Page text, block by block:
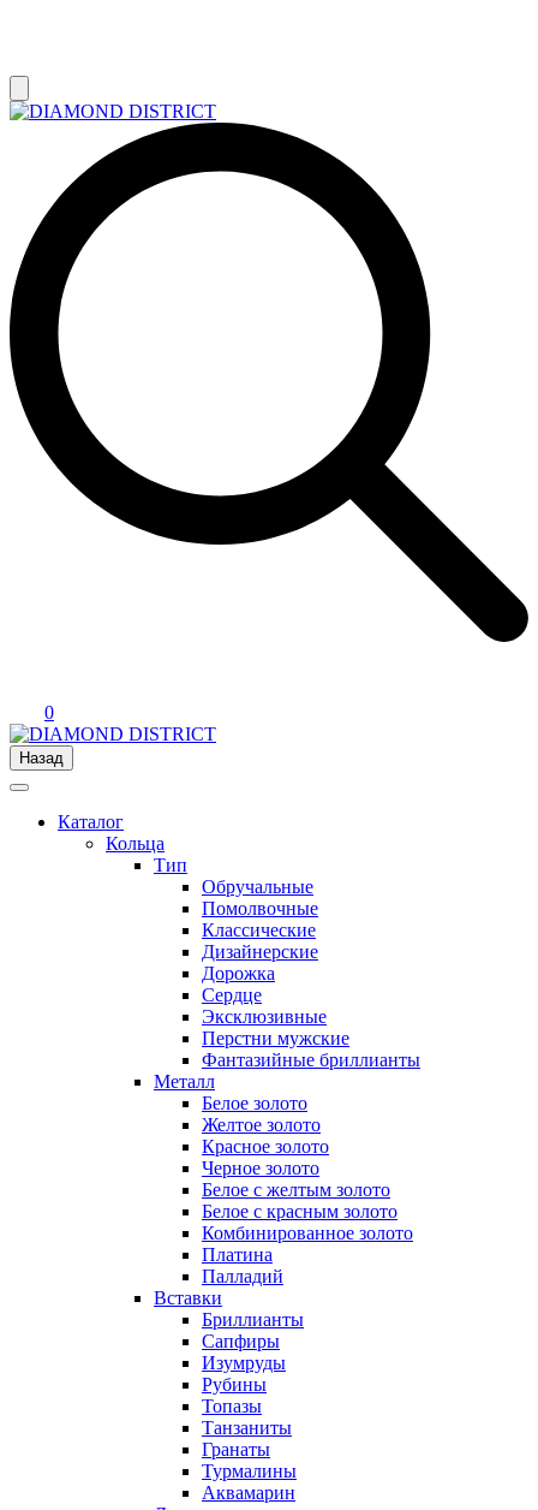
0
Назад
Каталог
Кольца
Тип
Обручальные
Помолвочные
Классические
Дизайнерские
Дорожка
Сердце
Эксклюзивные
Перстни мужские
Фантазийные бриллианты
Металл
Белое золото
Желтое золото
Красное золото
Черное золото
Белое с желтым золото
Белое с красным золото
Комбинированное золото
Платина
Палладий
Вставки
Бриллианты
Сапфиры
Изумруды
Рубины
Топазы
Танзаниты
Гранаты
Турмалины
Аквамарин